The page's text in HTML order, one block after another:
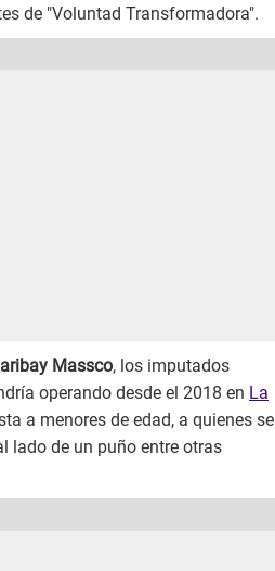
de "Voluntad Transformadora".
Massco, los imputados
operando desde el 2018 en La
a menores de edad, a quienes se
lado de un puño entre otras